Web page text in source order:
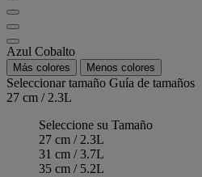
Azul Cobalto
Más colores Menos colores
Seleccionar tamaño Guía de tamaños
27 cm / 2.3L
Seleccione su Tamaño
27 cm / 2.3L
31 cm / 3.7L
35 cm / 5.2L